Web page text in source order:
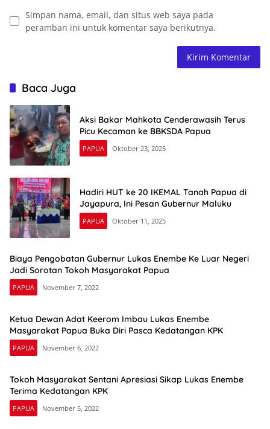
Simpan nama, email, dan situs web saya pada
peramban ini untuk komentar saya berikutnya.
Baca Juga
Aksi Bakar Mahkota Cenderawasih Terus
Picu Kecaman ke BBKSDA Papua
PAPUA Oktober 23, 2025
Hadiri HUT ke 20 IKEMAL Tanah Papua di
Jayapura, Ini Pesan Gubernur Maluku
PAPUA Oktober 11, 2025
Biaya Pengobatan Gubernur Lukas Enembe Ke Luar Negeri
Jadi Sorotan Tokoh Masyarakat Papua
PAPUA November 7, 2022
Ketua Dewan Adat Keerom Imbau Lukas Enembe
Masyarakat Papua Buka Diri Pasca Kedatangan KPK
PAPUA November 6, 2022
Tokoh Masyarakat Sentani Apresiasi Sikap Lukas Enembe
Terima Kedatangan KPK
PAPUA November 5, 2022